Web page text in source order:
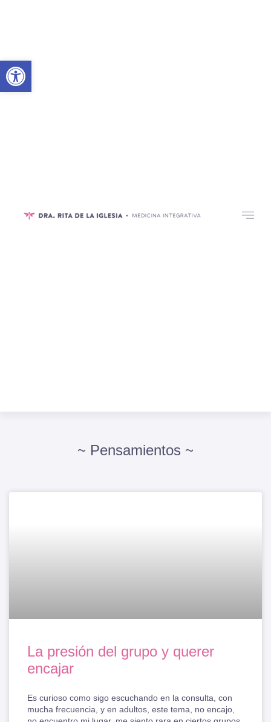
~ Pensamientos ~
La presión del grupo y querer
encajar
Es curioso como sigo escuchando en la consulta, con
mucha frecuencia, y en adultos, este tema, no encajo,
Abrir barra de herramientas